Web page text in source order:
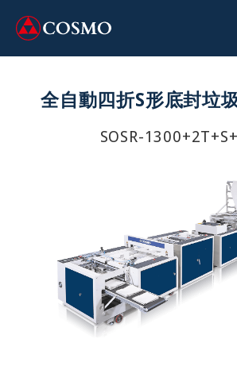
全自動四折S形底封垃
SOSR-